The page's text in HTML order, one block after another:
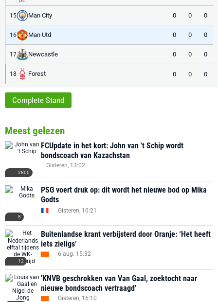
15 Man City 0 0 0
16 Man Utd 0 0 0
17 Newcastle 0 0 0
18 Forest 0 0 0
Complete Stand
Meest gelezen
2800
FCUpdate in het kort: John van 't Schip wordt
bondscoach van Kazachstan
Gisteren, 13:02
8
PSG voert druk op: dit wordt het nieuwe bod op Mika
Godts
Gisteren, 10:21
12
Buitenlandse krant verbijsterd door Oranje: ‘Het heeft
iets zieligs’
6 aug. 15:32
'KNVB geschrokken van Van Gaal, zoektocht naar
nieuwe bondscoach vertraagd'
Gisteren, 16:10